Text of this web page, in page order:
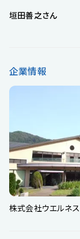
垣田善之さん
企業情報
株式会社ウエルネ